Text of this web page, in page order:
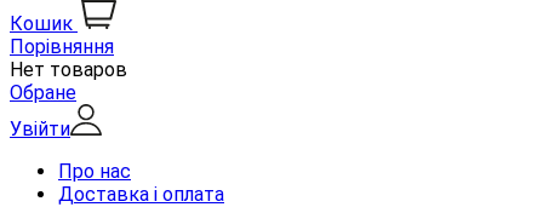
Кошик
Порівняння
Нет товаров
Обране
Увійти
Про нас
Доставка і оплата